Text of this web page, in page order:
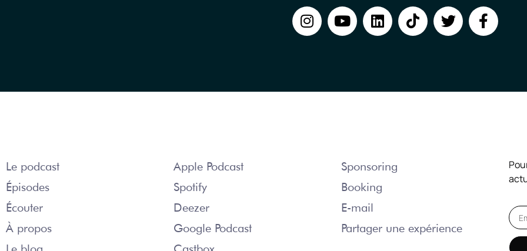
Le podcast
Épisodes
Écouter
À propos
Apple Podcast
Spotify
Deezer
Google Podcast
Sponsoring
Booking
E-mail
Partager une expérience